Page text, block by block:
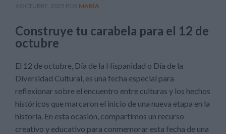
6 OCTUBRE, 2025 POR MARÍA
Construye tu carabela para el 12 de
octubre
El 12 de octubre, Día de la Hispanidad o Día de la
Diversidad Cultural, es una fecha especial para
reflexionar sobre el encuentro entre culturas y los hechos
históricos que marcaron el inicio de una nueva etapa en la
historia. En esta ocasión, compartimos un recurso
creativo y educativo para conmemorar esta fecha de una